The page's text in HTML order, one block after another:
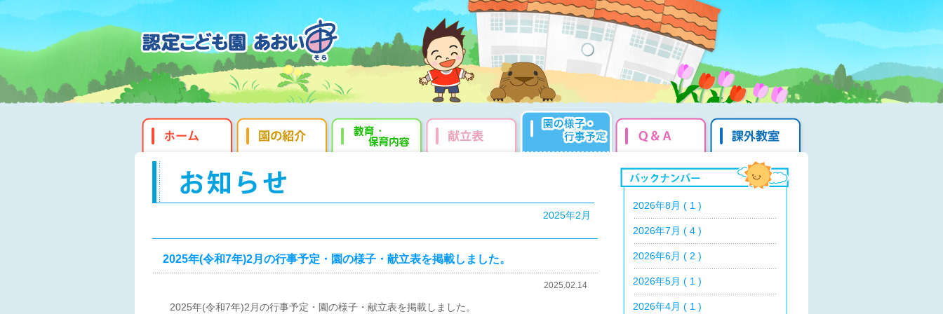
2025年2月
2025年(令和7年)2月の行事予定・園の様子・献立表を掲載しました。
2025.02.14
2025年(令和7年)2月の行事予定・園の様子・献立表を掲載しました。
2026年8月 ( 1 )
2026年7月 ( 4 )
2026年6月 ( 2 )
2026年5月 ( 1 )
2026年4月 ( 1 )